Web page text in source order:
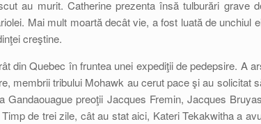
au murit. Catherine prezenta însă tulburări grave
Mai mult moartă decât vie, a fost luată de unchiul
creştine.
din Quebec în fruntea unei expediţii de pedepsire. A
membrii tribului Mohawk au cerut pace şi au solicitat
preoţii Jacques Fremin, Jacques
de trei zile, cât au stat aici, Kateri Tekakwitha a